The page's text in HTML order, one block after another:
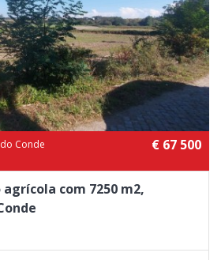
Conde € 67 500
com 7250 m2,